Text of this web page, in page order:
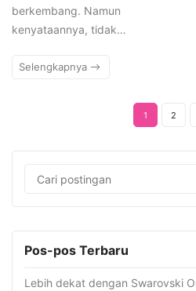
berkembang. Namun
kenyataannya, tidak…
Selengkapnya
1 2
Pos-pos Terbaru
Lebih dekat dengan Swarovski